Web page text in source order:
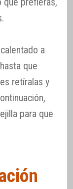
a
que
retíralas y
para que